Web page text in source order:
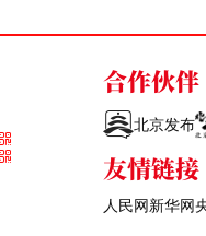
合作伙伴
北京发布
友情链接
人民网新华网